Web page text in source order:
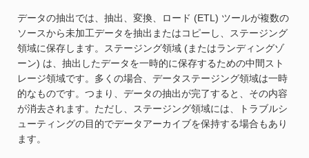
データの抽出では、抽出、変換、ロード (ETL) ツールが複数の
ソースから未加工データを抽出またはコピーし、ステージング
領域に保存します。ステージング領域 (またはランディングゾ
ーン) は、抽出したデータを一時的に保存するための中間スト
レージ領域です。多くの場合、データステージング領域は一時
的なものです。つまり、データの抽出が完了すると、その内容
が消去されます。ただし、ステージング領域には、トラブルシ
ューティングの目的でデータアーカイブを保持する場合もあり
ます。